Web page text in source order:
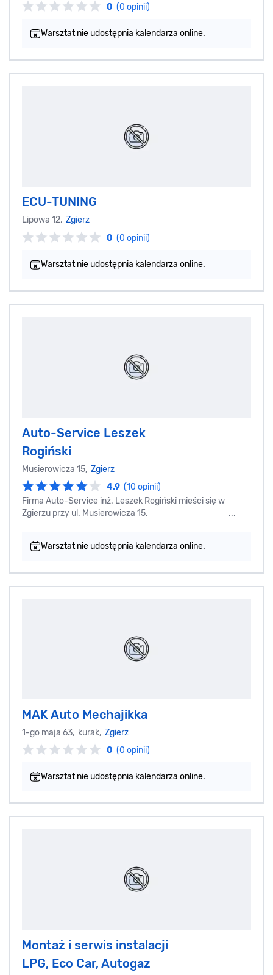
0 (0 opinii)
Warsztat nie udostępnia kalendarza online.
ECU-TUNING
Lipowa 12, Zgierz
0 (0 opinii)
Warsztat nie udostępnia kalendarza online.
Auto-Service Leszek
Rogiński
Musierowicza 15, Zgierz
4.9 (10 opinii)
Firma Auto-Service inż. Leszek Rogiński mieści się w
Zgierzu przy ul. Musierowicza 15. ...
Warsztat nie udostępnia kalendarza online.
MAK Auto Mechajikka
1-go maja 63, kurak, Zgierz
0 (0 opinii)
Warsztat nie udostępnia kalendarza online.
Montaż i serwis instalacji
LPG, Eco Car, Autogaz